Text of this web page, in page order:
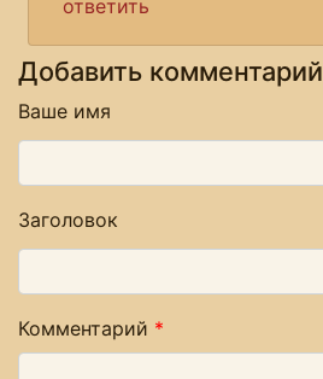
ответить
Добавить комментарий
Ваше имя
Заголовок
Комментарий *